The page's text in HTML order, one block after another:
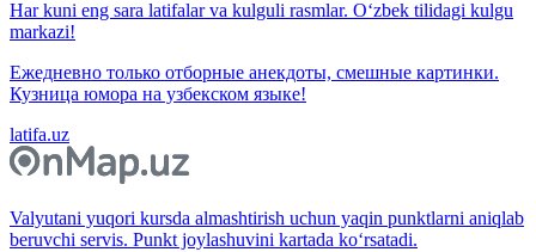
Har kuni eng sara latifalar va kulguli rasmlar. O‘zbek tilidagi kulgu
markazi!
Ежедневно только отборные анекдоты, смешные картинки.
Кузница юмора на узбекском языке!
latifa.uz
Valyutani yuqori kursda almashtirish uchun yaqin punktlarni aniqlab
beruvchi servis. Punkt joylashuvini kartada ko‘rsatadi.